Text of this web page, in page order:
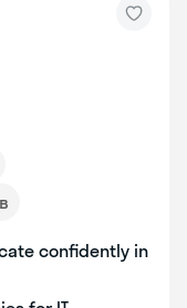
confidently in